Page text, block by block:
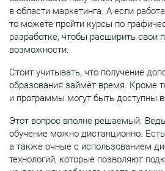
в области маркетинга. А если
то можете пройти курсы по
разработке, чтобы расширить свои
возможности.
Стоит учитывать, что получение
образования займёт время. Кроме
и программы могут быть доступны
Этот вопрос вполне решаемый.
обучение можно дистанционно.
а также очные с использованием
технологий, которые позволяют